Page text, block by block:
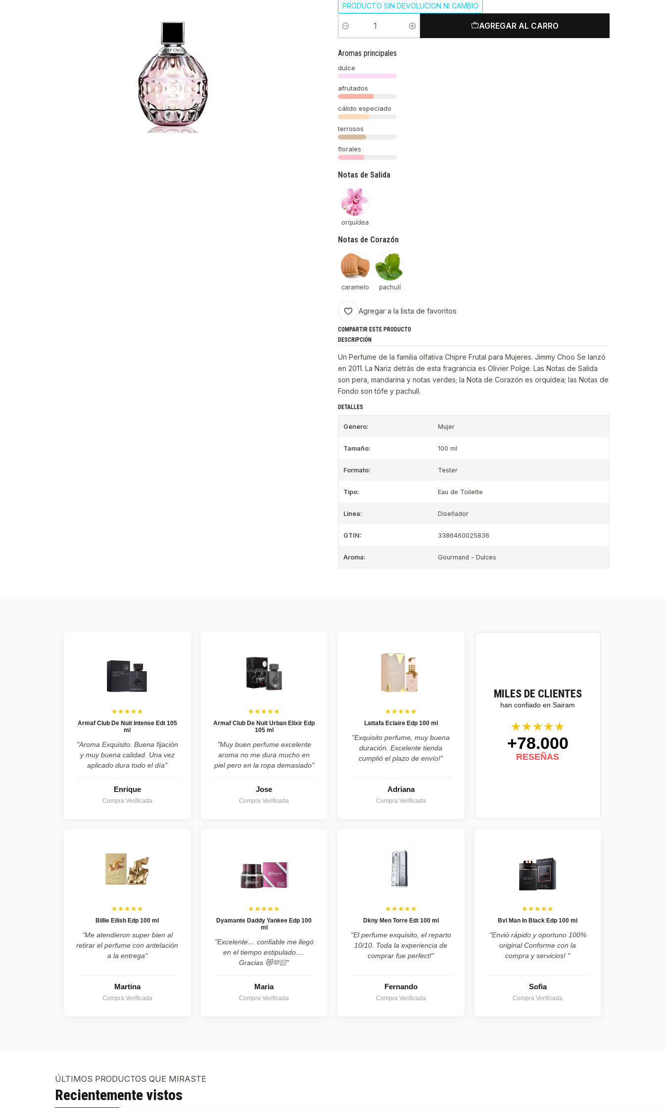
PRODUCTO SIN DEVOLUCION NI CAMBIO
Cantidad
AGREGAR AL CARRO
Aromas principales
dulce
afrutados
cálido especiado
terrosos
florales
Notas de Salida
orquídea
Notas de Corazón
caramelo pachulí
Agregar a la lista de favoritos
COMPARTIR ESTE PRODUCTO
DESCRIPCIÓN
Un Perfume de la familia olfativa Chipre Frutal para Mujeres. Jimmy Choo Se lanzó
en 2011. La Nariz detrás de esta fragrancia es Olivier Polge. Las Notas de Salida
son pera, mandarina y notas verdes; la Nota de Corazón es orquídea; las Notas de
Fondo son tófe y pachulí.
DETALLES
Género: Mujer
Tamaño: 100 ml
Formato: Tester
Tipo: Eau de Toilette
Linea: Diseñador
GTIN: 3386460025836
Aroma: Gourmand - Dulces
MILES DE CLIENTES
han confiado en Sairam
★★★★★
+78.000
RESEÑAS
★★★★★
Armaf Club De Nuit Intense Edt 105
ml
"Aroma Exquisito. Buena fijación
y muy buena calidad. Una vez
aplicado dura todo el día"
Enrique
Compra Verificada
★★★★★
Armaf Club De Nuit Urban Elixir Edp
105 ml
"Muy buen perfume excelente
aroma no me dura mucho en
piel pero en la ropa demasiado"
Jose
Compra Verificada
★★★★★
Lattafa Eclaire Edp 100 ml
"Exquisito perfume, muy buena
duración. Excelente tienda
cumplió el plazo de envío!"
Adriana
Compra Verificada
★★★★★
Billie Eilish Edp 100 ml
"Me atendieron super bien al
retirar el perfume con antelación
a la entrega"
Martina
Compra Verificada
★★★★★
Dyamante Daddy Yankee Edp 100
ml
"Excelente… confiable me llegó
en el tiempo estipulado….
Gracias 😻🫶🏻"
Maria
Compra Verificada
★★★★★
Dkny Men Torre Edt 100 ml
"El perfume exquisito, el reparto
10/10. Toda la experiencia de
comprar fue perfect!"
Fernando
Compra Verificada
★★★★★
Bvl Man In Black Edp 100 ml
"Envió rápido y oportuno 100%
original Conforme con la
compra y servicios! "
Sofia
Compra Verificada
ÚLTIMOS PRODUCTOS QUE MIRASTE
Recientemente vistos